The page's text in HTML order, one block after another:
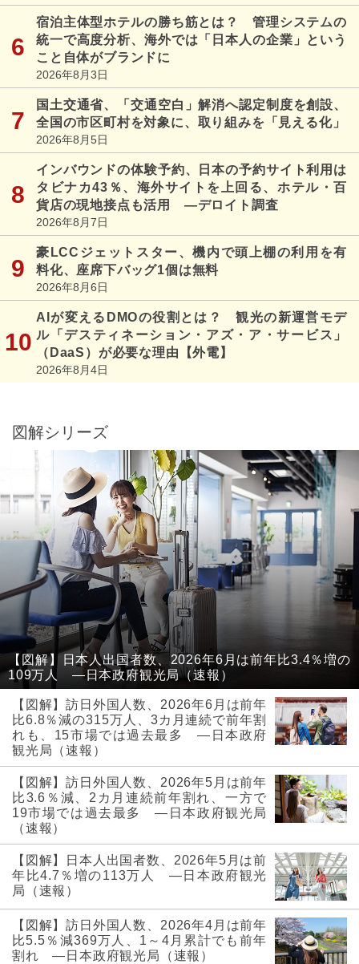
宿泊主体型ホテルの勝ち筋とは？ 管理システムの
統一で高度分析、海外では「日本人の企業」という
こと自体がブランドに
2026年8月3日
国土交通省、「交通空白」解消へ認定制度を創設、
全国の市区町村を対象に、取り組みを「見える化」
2026年8月5日
インバウンドの体験予約、日本の予約サイト利用は
タビナカ43％、海外サイトを上回る、ホテル・百
貨店の現地接点も活用 ―デロイト調査
2026年8月7日
豪LCCジェットスター、機内で頭上棚の利用を有
料化、座席下バッグ1個は無料
2026年8月6日
AIが変えるDMOの役割とは？ 観光の新運営モデ
ル「デスティネーション・アズ・ア・サービス」
（DaaS）が必要な理由【外電】
2026年8月4日
図解シリーズ
【図解】日本人出国者数、2026年6月は前年比3.4％増の
109万人 ―日本政府観光局（速報）
【図解】訪日外国人数、2026年6月は前年
比6.8％減の315万人、3カ月連続で前年割
れも、15市場では過去最多 ―日本政府
観光局（速報）
【図解】訪日外国人数、2026年5月は前年
比3.6％減、2カ月連続前年割れ、一方で
19市場では過去最多 ―日本政府観光局
（速報）
【図解】日本人出国者数、2026年5月は前
年比4.7％増の113万人 ―日本政府観光
局（速報）
【図解】訪日外国人数、2026年4月は前年
比5.5％減369万人、1～4月累計でも前年
割れ ―日本政府観光局（速報）